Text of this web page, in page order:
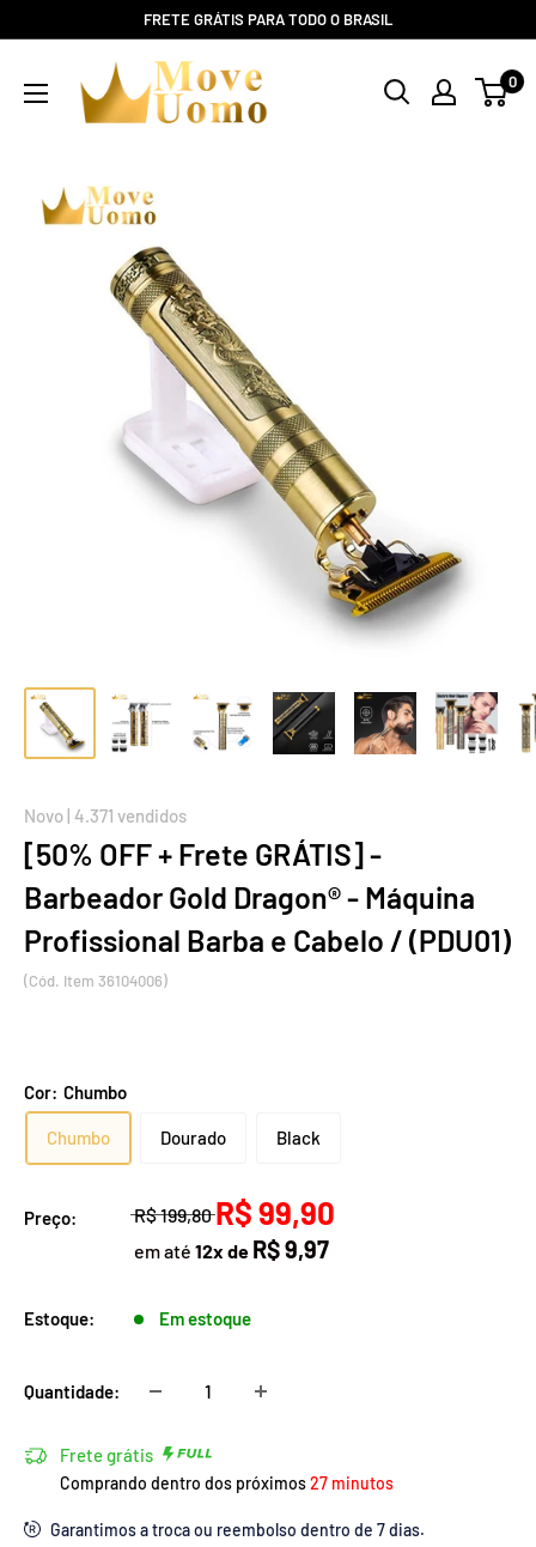
FRETE GRÁTIS PARA TODO O BRASIL
0
Novo | 4.371 vendidos
[50% OFF + Frete GRÁTIS] -
Barbeador Gold Dragon® - Máquina
Profissional Barba e Cabelo / (PDU01)
(Cód. Item 36104006)
Cor: Chumbo
Chumbo Dourado Black
Preço: R$ 199,80 R$ 99,90
em até 12x de R$ 9,97
Estoque: Em estoque
Quantidade:
Frete grátis
Comprando dentro dos próximos27 minutos
Garantimos a troca ou reembolso dentro de 7 dias.